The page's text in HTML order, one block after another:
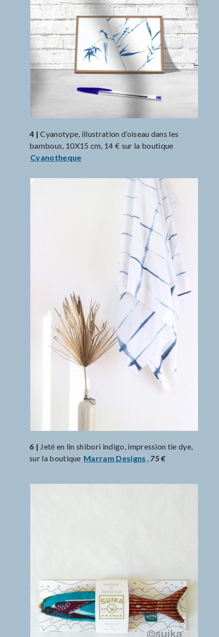
4 | Cyanotype, illustration d’oiseau dans les
bambous, 10X15 cm, 14 € sur la boutique
Cyanotheque
6 | Jeté en lin shibori indigo, impression tie dye,
sur la boutique Marram Designs , 75 €